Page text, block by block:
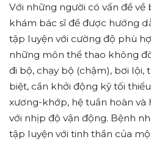
Với những người có vấn đề về
khám bác sĩ để được hướng
tập luyện với cường độ phù
những môn thể thao không
đi bộ, chạy bộ (chậm), bơi
biệt, cần khởi động kỹ tối
xương-khớp, hệ tuần hoàn
với nhịp độ vận động. Bệnh
tập luyện với tinh thần của